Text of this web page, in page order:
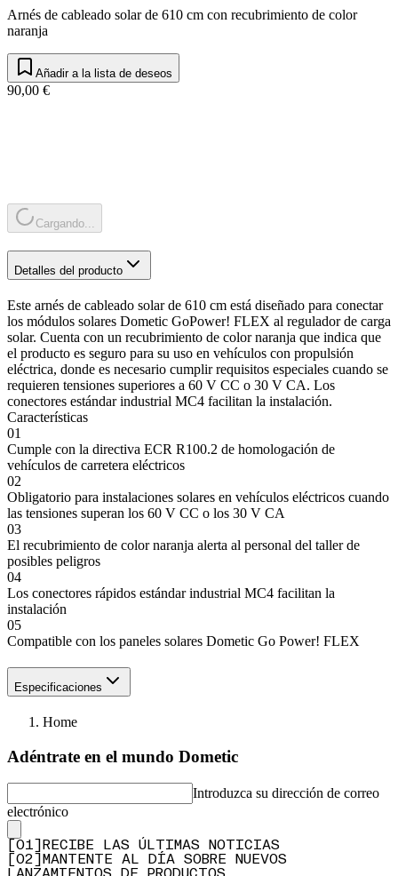
Arnés de cableado solar de 610 cm con recubrimiento de color
naranja
Añadir a la lista de deseos
90,00 €
Cargando...
Detalles del producto
Este arnés de cableado solar de 610 cm está diseñado para conectar
los módulos solares Dometic GoPower! FLEX al regulador de carga
solar. Cuenta con un recubrimiento de color naranja que indica que
el producto es seguro para su uso en vehículos con propulsión
eléctrica, donde es necesario cumplir requisitos especiales cuando se
requieren tensiones superiores a 60 V CC o 30 V CA. Los
conectores estándar industrial MC4 facilitan la instalación.
Características
01
Cumple con la directiva ECR R100.2 de homologación de
vehículos de carretera eléctricos
02
Obligatorio para instalaciones solares en vehículos eléctricos cuando
las tensiones superan los 60 V CC o los 30 V CA
03
El recubrimiento de color naranja alerta al personal del taller de
posibles peligros
04
Los conectores rápidos estándar industrial MC4 facilitan la
instalación
05
Compatible con los paneles solares Dometic Go Power! FLEX
Especificaciones
Home
Adéntrate en el mundo Dometic
Introduzca su dirección de correo
electrónico
01
RECIBE LAS ÚLTIMAS NOTICIAS
02
MANTENTE AL DÍA SOBRE NUEVOS